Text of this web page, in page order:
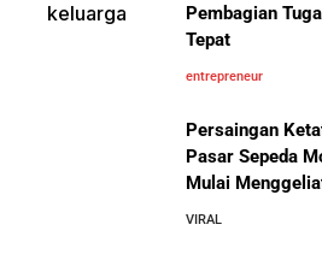
Asal Jepang
10 Pelajaran
Brand Lokal
5 Alasan Kenapa Bekerja di
Sebelum Memulai Usaha Sendiri
5 Alasan Kenapa Kamu Harus
Orang Lain Sebelum Bikin Bisnis
Pembagian
Tepat
entrepreneur
Persaingan
Pasar Sepeda
Mulai
VIRAL